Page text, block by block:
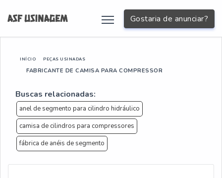
Gostaria de anunciar?
INÍCIO PEÇAS USINADAS
FABRICANTE DE CAMISA PARA COMPRESSOR
Buscas relacionadas:
anel de segmento para cilindro hidráulico
camisa de cilindros para compressores
fábrica de anéis de segmento